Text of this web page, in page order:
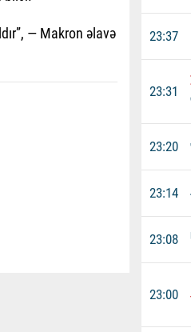
— Makron əlavə
23:37
23:31
23:20
23:14
23:08
23:00